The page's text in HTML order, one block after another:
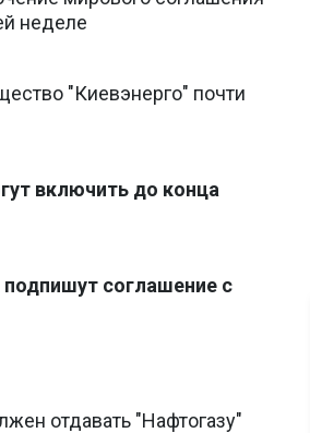
неделе
"Киевэнерго" почти
включить до конца
подпишут соглашение с
отдавать "Нафтогазу"